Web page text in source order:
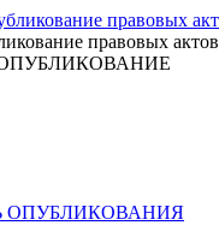
правовых актов
ОПУБЛИКОВАНИЯ